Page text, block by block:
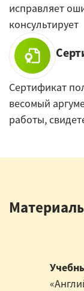
исправляет
консультирует
Сертификат
весомый
работы,